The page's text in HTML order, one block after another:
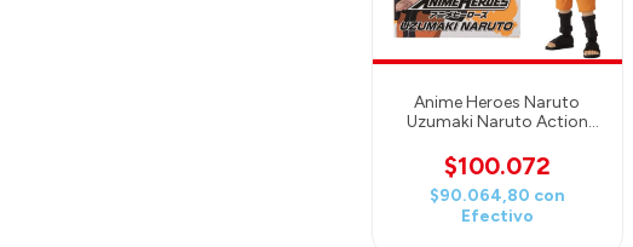
Anime Heroes Naruto
Uzumaki Naruto Action
$100.072
$90.064,80 con
Efectivo